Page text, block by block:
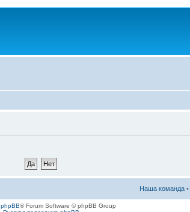
Наша команда •
phpBB® Forum Software © phpBB Group